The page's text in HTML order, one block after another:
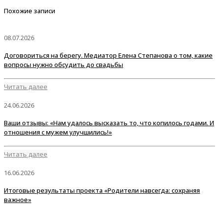
Похожие записи
08.07.2026
Договориться на берегу. Медиатор Елена Степанова о том, какие
вопросы нужно обсудить до свадьбы
Читать далее
24.06.2026
Ваши отзывы: «Нам удалось высказать то, что копилось годами. И
отношения с мужем улучшились!»
Читать далее
16.06.2026
Итоговые результаты проекта «Родители навсегда: сохраняя
важное»